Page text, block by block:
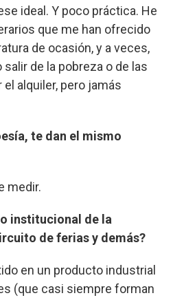
ideal. Y poco práctica. He
que me han ofrecido
de ocasión, y a veces,
de la pobreza o de las
alquiler, pero jamás
te dan el mismo
medir.
institucional de la
de ferias y demás?
en un producto industrial
(que casi siempre forman